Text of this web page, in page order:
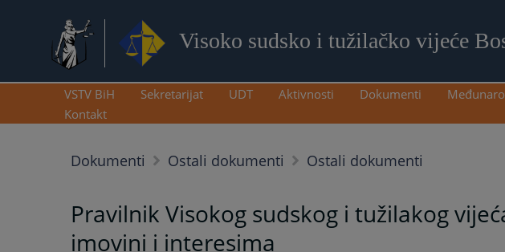
Visoko sudsko i tužilačko vijeće
VSTV BiH Sekretarijat UDT Aktivnosti Dokumenti
Kontakt
Dokumenti Ostali dokumenti Ostali dokumenti
Pravilnik Visokog sudskog i tužilakog
imovini i interesima